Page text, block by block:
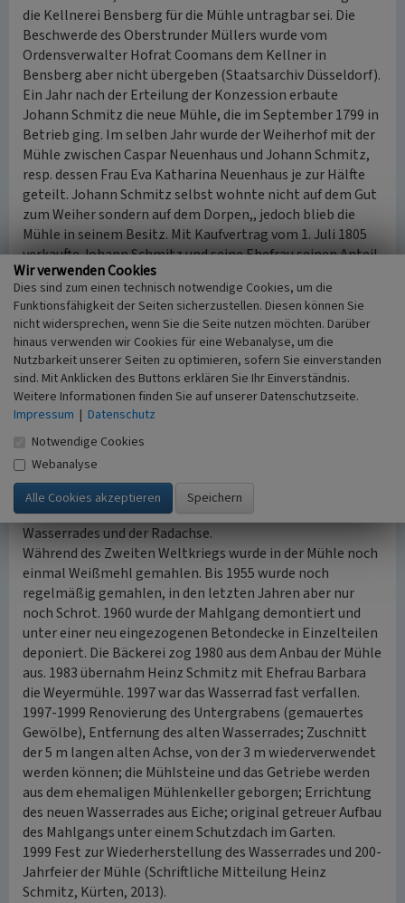
die Kellnerei Bensberg für die Mühle untragbar sei. Die
Beschwerde des Oberstrunder Müllers wurde vom
Ordensverwalter Hofrat Coomans dem Kellner in
Bensberg aber nicht übergeben (Staatsarchiv Düsseldorf).
Ein Jahr nach der Erteilung der Konzession erbaute
Johann Schmitz die neue Mühle, die im September 1799 in
Betrieb ging. Im selben Jahr wurde der Weiherhof mit der
Mühle zwischen Caspar Neuenhaus und Johann Schmitz,
resp. dessen Frau Eva Katharina Neuenhaus je zur Hälfte
geteilt. Johann Schmitz selbst wohnte nicht auf dem Gut
zum Weiher sondern auf dem Dorpen,, jedoch blieb die
Mühle in seinem Besitz. Mit Kaufvertrag vom 1. Juli 1805
verkaufte Johann Schmitz und seine Ehefrau seinen Anteil
am Gut mit der Mühle den Eheleuten Wilhelm Eyberg und
Anna Katharina Broch für 5775 Taler zu 52 Albus kölnisch.
Seit 1810 waren sie auch Eigentümer der anderen Hälfte
des Guts. 1819 erhielt der Schwiegersohn Theodor Cürten
und seine Ehefrau Josepha Eyberg.
Am 10. Oktober 1895 brannte ein Teil der
Wirtschaftsgebäude nieder. Kurze Zeit später verkaufte die
Familie Kürten nach 78-jährigem Besitz die Weyermühle
an Gustav Überberg, der jedoch nur wenige Jahre in ihr
verblieb. Im Jahre 1902 erwarben Die Eheleute Josef
Schmitz und Anna Paula Schmitz die Weyermühle, die sich
seitdem im Besitz der Familie Schmitz befindet.
1923 wurde das Wasserrad erneuert. 1945 Erneuerung des
Wasserrades und der Radachse.
Während des Zweiten Weltkriegs wurde in der Mühle noch
einmal Weißmehl gemahlen. Bis 1955 wurde noch
regelmäßig gemahlen, in den letzten Jahren aber nur
noch Schrot. 1960 wurde der Mahlgang demontiert und
unter einer neu eingezogenen Betondecke in Einzelteilen
deponiert. Die Bäckerei zog 1980 aus dem Anbau der Mühle
aus. 1983 übernahm Heinz Schmitz mit Ehefrau Barbara
die Weyermühle. 1997 war das Wasserrad fast verfallen.
1997-1999 Renovierung des Untergrabens (gemauertes
Gewölbe), Entfernung des alten Wasserrades; Zuschnitt
der 5 m langen alten Achse, von der 3 m wiederverwendet
werden können; die Mühlsteine und das Getriebe werden
aus dem ehemaligen Mühlenkeller geborgen; Errichtung
des neuen Wasserrades aus Eiche; original getreuer Aufbau
des Mahlgangs unter einem Schutzdach im Garten.
1999 Fest zur Wiederherstellung des Wasserrades und 200-
Jahrfeier der Mühle (Schriftliche Mitteilung Heinz
Schmitz, Kürten, 2013).
Wir verwenden Cookies
Dies sind zum einen technisch notwendige Cookies, um die
Funktionsfähigkeit der Seiten sicherzustellen. Diesen können Sie
nicht widersprechen, wenn Sie die Seite nutzen möchten. Darüber
hinaus verwenden wir Cookies für eine Webanalyse, um die
Nutzbarkeit unserer Seiten zu optimieren, sofern Sie einverstanden
sind. Mit Anklicken des Buttons erklären Sie Ihr Einverständnis.
Weitere Informationen finden Sie auf unserer Datenschutzseite.
Impressum | Datenschutz
Notwendige Cookies
Webanalyse